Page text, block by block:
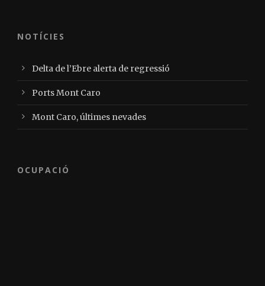
NOTÍCIES
Delta de l’Ebre alerta de regressió
Ports Mont Caro
Mont Caro, últimes nevades
OCUPACIÓ